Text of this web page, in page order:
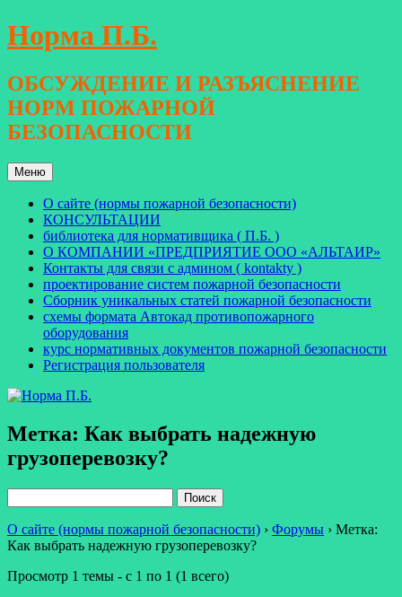
Перейти
к
Норма П.Б.
ОБСУЖДЕНИЕ И РАЗЪЯСНЕНИЕ
НОРМ ПОЖАРНОЙ
БЕЗОПАСНОСТИ
Меню
О сайте (нормы пожарной безопасности)
КОНСУЛЬТАЦИИ
библиотека для нормативщика ( П.Б. )
О КОМПАНИИ «ПРЕДПРИЯТИЕ ООО «АЛЬТАИР»
Контакты для связи с админом ( kontakty )
проектирование систем пожарной безопасности
Сборник уникальных статей пожарной безопасности
схемы формата Автокад противопожарного
оборудования
курс нормативных документов пожарной безопасности
Регистрация пользователя
Метка: Как выбрать надежную
грузоперевозку?
О сайте (нормы пожарной безопасности) › Форумы › Метка:
Как выбрать надежную грузоперевозку?
Просмотр 1 темы - с 1 по 1 (1 всего)